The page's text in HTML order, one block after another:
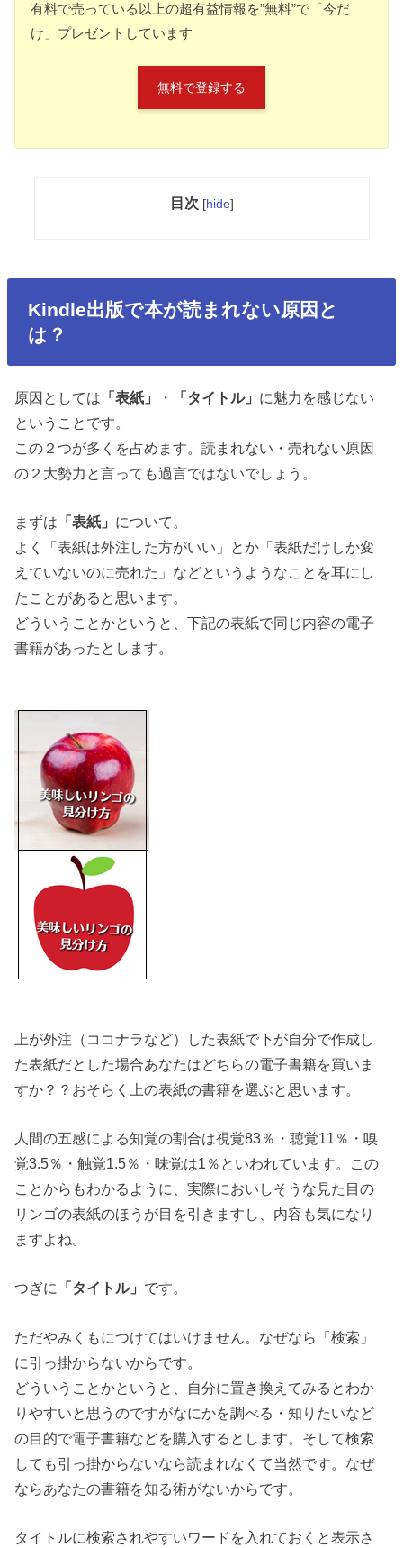
有料で売っている以上の超有益情報を”無料”で「今だ
け」プレゼントしています
無料で登録する
目次 [hide]
Kindle出版で本が読まれない原因と
は？
原因としては 「表紙」 ・ 「タイトル」 に魅力を感じない
ということです。
この２つが多くを占めます。読まれない・売れない原因
の２大勢力と言っても過言ではないでしょう。
まずは 「表紙」 について。
よく「表紙は外注した方がいい」とか「表紙だけしか変
えていないのに売れた」などというようなことを耳にし
たことがあると思います。
どういうことかというと、下記の表紙で同じ内容の電子
書籍があったとします。
上が外注（ココナラなど）した表紙で下が自分で作成し
た表紙だとした場合あなたはどちらの電子書籍を買いま
すか？？ おそらく上の表紙の書籍を選ぶと思います。
人間の五感による知覚の割合は視覚83％・聴覚11％・嗅
覚3.5％・触覚1.5％・味覚は1％といわれています。この
ことからもわかるように、実際においしそうな見た目の
リンゴの表紙のほうが目を引きますし、内容も気になり
ますよね。
つぎに 「タイトル」 です。
ただやみくもにつけてはいけません。なぜなら「検索」
に引っ掛からないからです。
どういうことかというと、自分に置き換えてみるとわか
りやすいと思うのですがなにかを調べる・知りたいなど
の目的で電子書籍などを購入するとします。そして検索
しても引っ掛からないなら読まれなくて当然です。 なぜ
ならあなたの書籍を知る術がないからです。
タイトルに検索されやすいワードを入れておくと表示さ